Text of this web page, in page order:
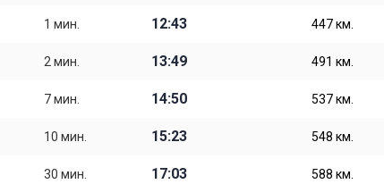
1 мин. 12:43 447 км.
2 мин. 13:49 491 км.
7 мин. 14:50 537 км.
10 мин. 15:23 548 км.
30 мин. 17:03 588 км.